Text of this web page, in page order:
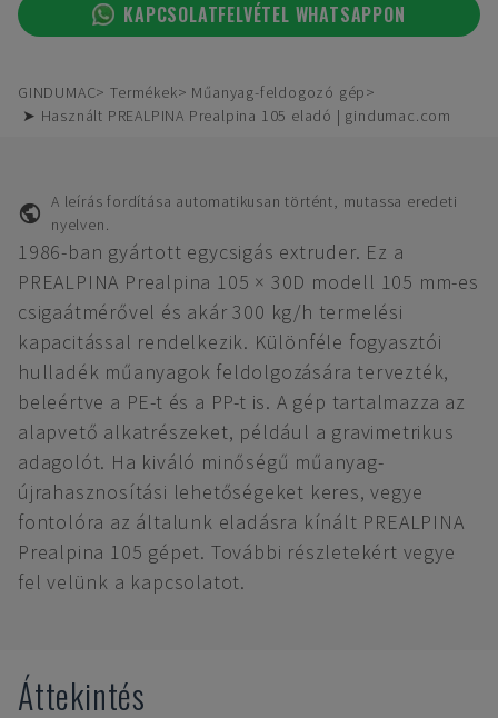
KAPCSOLATFELVÉTEL WHATSAPPON
GINDUMAC Termékek
Műanyag-feldogozó gép
➤ Használt PREALPINA Prealpina 105 eladó | gindumac.com
A leírás fordítása automatikusan történt, mutassa eredeti
nyelven.
1986-ban gyártott egycsigás extruder. Ez a
PREALPINA Prealpina 105 × 30D modell 105 mm-es
csigaátmérővel és akár 300 kg/h termelési
kapacitással rendelkezik. Különféle fogyasztói
hulladék műanyagok feldolgozására tervezték,
beleértve a PE-t és a PP-t is. A gép tartalmazza az
alapvető alkatrészeket, például a gravimetrikus
adagolót. Ha kiváló minőségű műanyag-
újrahasznosítási lehetőségeket keres, vegye
fontolóra az általunk eladásra kínált PREALPINA
Prealpina 105 gépet. További részletekért vegye
fel velünk a kapcsolatot.
Áttekintés